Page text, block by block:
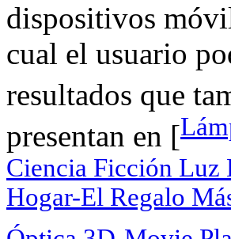
dispositivos
cual el usuario
resultados que
presentan en [
Ciencia Ficción Luz
Hogar-El Regalo